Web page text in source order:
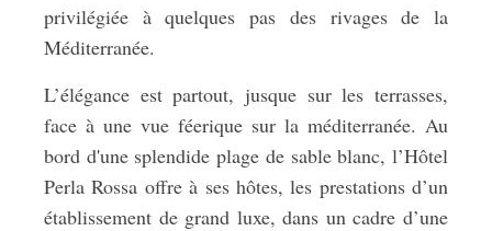
privilégiée à quelques pas des rivages de la
Méditerranée.
L’élégance est partout, jusque sur les terrasses,
face à une vue féerique sur la méditerranée. Au
bord d'une splendide plage de sable blanc, l’Hôtel
Perla Rossa offre à ses hôtes, les prestations d’un
établissement de grand luxe, dans un cadre d’une